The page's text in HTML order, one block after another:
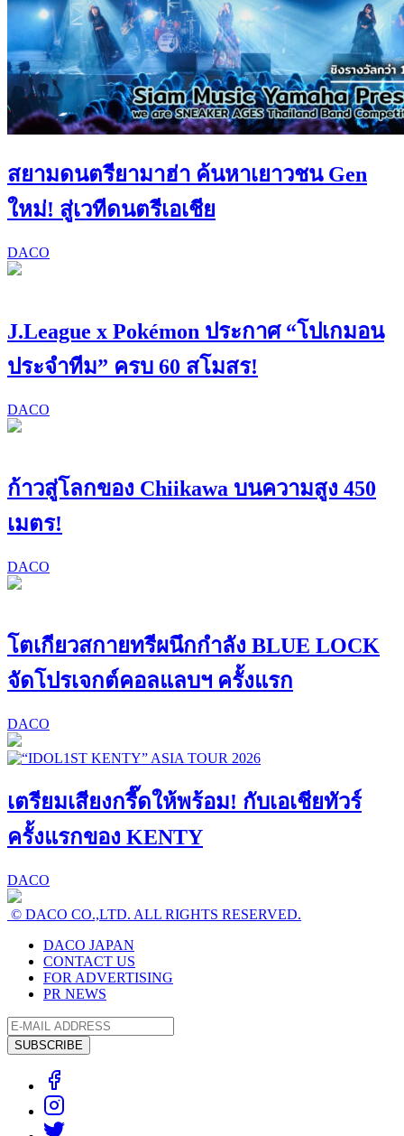
สยามดนตรียามาฮ่า ค้นหาเยาวชน Gen
ใหม่! สู่เวทีดนตรีเอเชีย
DACO
J.League x Pokémon ประกาศ “โปเกมอน
ประจำทีม” ครบ 60 สโมสร!
DACO
ก้าวสู่โลกของ Chiikawa บนความสูง 450
เมตร!
DACO
โตเกียวสกายทรีผนึกกำลัง BLUE LOCK
จัดโปรเจกต์คอลแลบฯ ครั้งแรก
DACO
เตรียมเสียงกรี๊ดให้พร้อม! กับเอเชียทัวร์
ครั้งแรกของ KENTY
DACO
© DACO CO.,LTD. ALL RIGHTS RESERVED.
DACO JAPAN
CONTACT US
FOR ADVERTISING
PR NEWS